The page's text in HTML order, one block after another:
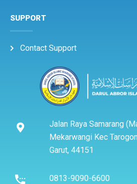
SUPPORT
Contact Support
Jalan Raya Samarang
Mekarwangi Kec
Garut, 44151
0813-9090-6600